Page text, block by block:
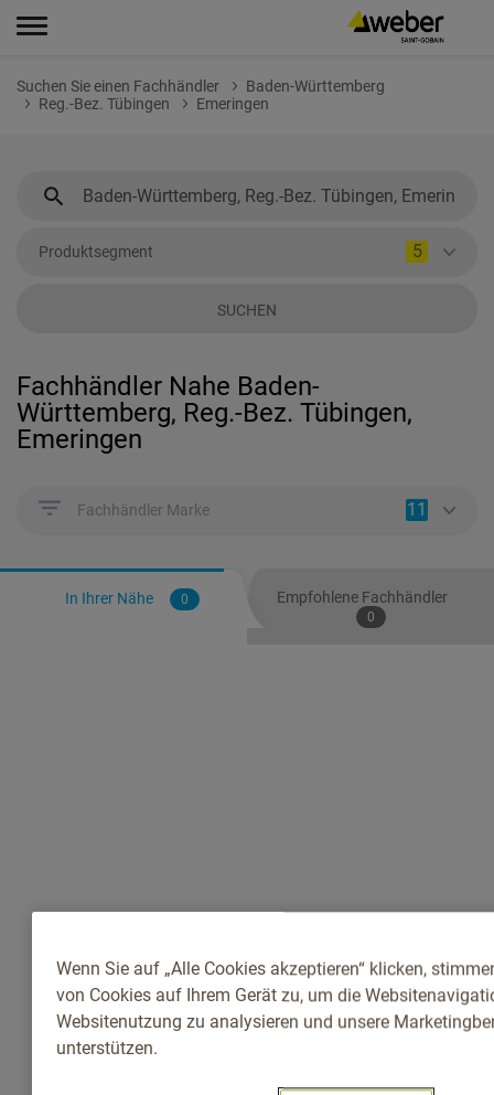
Suchen Sie einen Fachhändler
Baden-Württemberg
Reg.-Bez. Tübingen
Emeringen
Produktsegment 5
SUCHEN
Fachhändler Nahe Baden-
Württemberg, Reg.-Bez. Tübingen,
Emeringen
Fachhändler Marke 11
In Ihrer Nähe 0 Empfohlene Fachhändler
0
Wenn Sie auf „Alle Cookies akzeptieren“ klicken,
von Cookies auf Ihrem Gerät zu, um die
Websitenutzung zu analysieren und unsere
unterstützen.